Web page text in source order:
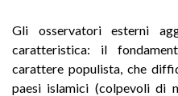
Gli osservatori esterni
caratteristica: il
carattere populista, che
paesi islamici (colpevoli di